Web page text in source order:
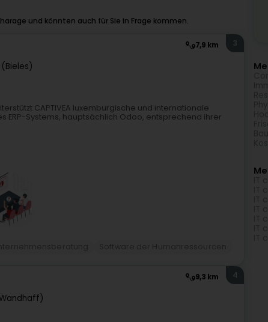
und könnten auch für Sie in Frage kommen.
7,9 km 3
CAPTIVEA luxemburgische und internationale
ERP-Systems, hauptsächlich Odoo, entsprechend ihrer
9,3 km 4